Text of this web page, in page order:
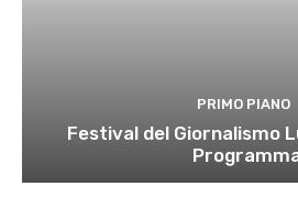
PRIMO PIANO
Festival del Giornalismo